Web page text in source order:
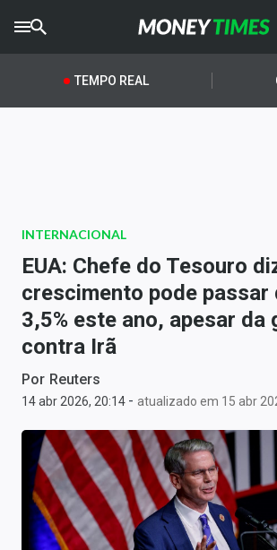
CRYPTOTIMES
AGROTIMES
Newsletters
Money Trader
Anuncie
Últimas Notícias
Cotações
Comprar ou vender?
Carteiras Recomendadas
TEMPO REAL
INTERNACIONAL
EUA: Chefe do Tesouro
crescimento pode passar
3,5% este ano, apesar da
contra Irã
Por Reuters
14 abr 2026, 20:14 - atualizado em 15 abr